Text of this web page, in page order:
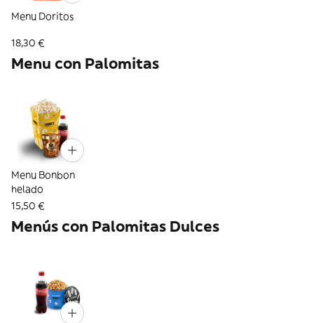
Menu Doritos
18,30 €
Menu con Palomitas
Menu Bonbon
helado
15,50 €
Menús con Palomitas Dulces